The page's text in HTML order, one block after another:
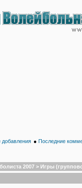
● Последние
2007 > Игры